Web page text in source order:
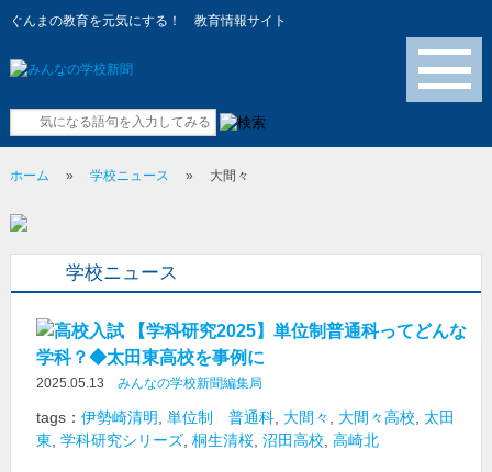
ぐんまの教育を元気にする！ 教育情報サイト
メニュー
ホーム » 学校ニュース » 大間々
学校ニュース
【学科研究2025】単位制普通科ってどんな
学科？◆太田東高校を事例に
2025.05.13 みんなの学校新聞編集局
tags： 伊勢崎清明 単位制 普通科, 大間々 大間々高校
太田
東 学科研究シリーズ, 桐生清桜, 沼田高校 高崎北